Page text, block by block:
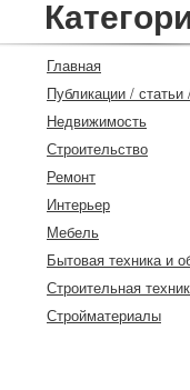
Главная
Публикации /
Недвижимость
Строительство
Ремонт
Интерьер
Мебель
Бытовая техника и
Строительная
Стройматериалы